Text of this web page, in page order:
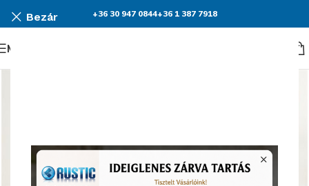
Bezár +36 30 947 0844+36 1 387 7918
Menü